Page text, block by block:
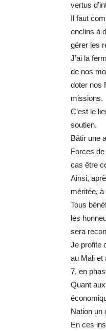
vertus
Il faut
enclins à
gérer les
J’ai la
de nos
doter nos
missions.
C’est le
soutien.
Bâtir une
Forces
cas être
Ainsi,
méritée,
Tous
les
sera
Je profite
au Mali et
7, en
Quant
Nation un
En ces